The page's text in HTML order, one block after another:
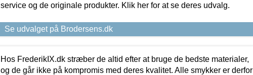
service og de originale produkter. Klik her for at se deres udvalg.
Se udvalget på Brodersens.dk
Hos FrederikIX.dk stræber de altid efter at bruge de bedste materialer,
og de går ikke på kompromis med deres kvalitet. Alle smykker er derfor